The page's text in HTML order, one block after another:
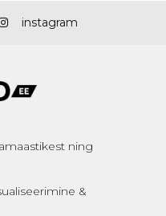
instagram
ning
&